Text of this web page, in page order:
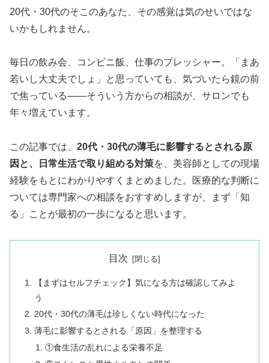
20代・30代のそこのあなた、その感覚は気のせいではな
いかもしれません。
毎日の飲み会、コンビニ飯、仕事のプレッシャー。「まあ
若いし大丈夫でしょ」と思っていても、気づいたら鏡の前
で焦っている——そういう方からの相談が、サロンでも
年々増えています。
この記事では、 20代・30代の薄毛に影響するとされる原
因と、日常生活で取り組める対策を、美容師としての現場
経験をもとにわかりやすくまとめました。医療的な判断に
ついては専門家への相談をおすすめしますが、まず「知
る」ことが最初の一歩になると思います。
目次
【まずはセルフチェック】気になる方は確認してみよ
う
20代・30代の薄毛は珍しくない時代になった
薄毛に影響するとされる「原因」を整理する
①食生活の乱れによる栄養不足